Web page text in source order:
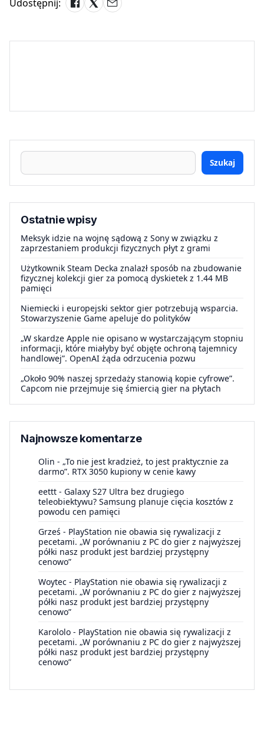
Udostępnij:
Szukaj
Ostatnie wpisy
Meksyk idzie na wojnę sądową z Sony w związku z
zaprzestaniem produkcji fizycznych płyt z grami
Użytkownik Steam Decka znalazł sposób na zbudowanie
fizycznej kolekcji gier za pomocą dyskietek z 1.44 MB
pamięci
Niemiecki i europejski sektor gier potrzebują wsparcia.
Stowarzyszenie Game apeluje do polityków
„W skardze Apple nie opisano w wystarczającym stopniu
informacji, które miałyby być objęte ochroną tajemnicy
handlowej”. OpenAI żąda odrzucenia pozwu
„Około 90% naszej sprzedaży stanowią kopie cyfrowe”.
Capcom nie przejmuje się śmiercią gier na płytach
Najnowsze komentarze
Olin - „To nie jest kradzież, to jest praktycznie za
darmo”. RTX 3050 kupiony w cenie kawy
eettt - Galaxy S27 Ultra bez drugiego
teleobiektywu? Samsung planuje cięcia kosztów z
powodu cen pamięci
Grześ - PlayStation nie obawia się rywalizacji z
pecetami. „W porównaniu z PC do gier z najwyższej
półki nasz produkt jest bardziej przystępny
cenowo”
Woytec - PlayStation nie obawia się rywalizacji z
pecetami. „W porównaniu z PC do gier z najwyższej
półki nasz produkt jest bardziej przystępny
cenowo”
Karololo - PlayStation nie obawia się rywalizacji z
pecetami. „W porównaniu z PC do gier z najwyższej
półki nasz produkt jest bardziej przystępny
cenowo”